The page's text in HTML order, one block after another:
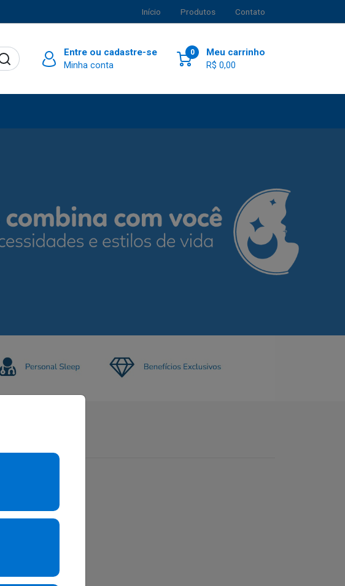
Início Produtos Contato
Entre ou cadastre-se
Minha conta
0 Meu carrinho
R$ 0,00
Próximo